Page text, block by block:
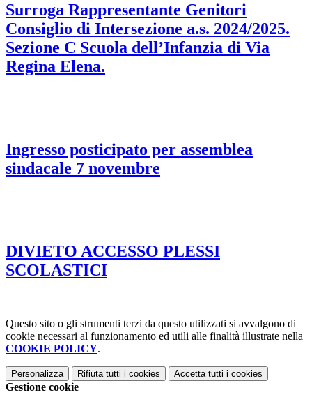
Surroga Rappresentante Genitori
Consiglio di Intersezione a.s. 2024/2025.
Sezione C Scuola dell’Infanzia di Via
Regina Elena.
Ingresso posticipato per assemblea
sindacale 7 novembre
DIVIETO ACCESSO PLESSI
SCOLASTICI
Questo sito o gli strumenti terzi da questo utilizzati si avvalgono di
cookie necessari al funzionamento ed utili alle finalità illustrate nella
COOKIE POLICY.
Personalizza Rifiuta tutti i cookies Accetta tutti i cookies
Gestione cookie